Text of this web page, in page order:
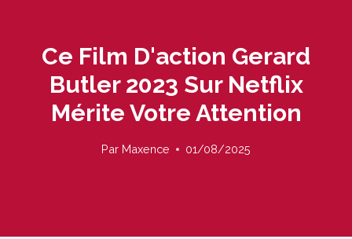
Ce Film D'action Gerard
Butler 2023 Sur Netflix
Mérite Votre Attention
Par Maxence 01/08/2025